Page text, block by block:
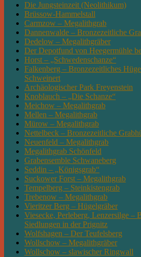
Die Jungsteinzeit (Neolithikum)
Brüssow-Hammelstall
Carmzow – Megalithgrab
Dannenwalde – Bronzezeitliche
Dedelow – Megalithgräber
Der Depotfund von Heegermühle
Horst – „Schwedenschanze“
Falkenberg – Bronzezeitliches
Schweinert
Archäologischer Park Freyenstein
Knoblauch – „Die Schanze“
Meichow – Megalithgrab
Mellen – Megalithgrab
Mürow – Megalithgrab
Nettelbeck – Bronzezeitliche
Neuenfeld – Megalithgrab
Megalithgrab Schönfeld
Grabensemble Schwaneberg
Seddin – „Königsgrab“
Suckower Forst – Megalithgrab
Tempelberg – Steinkistengrab
Trebenow – Megalithgrab
Vieritzer Berg – Hügelgräber
Viesecke, Perleberg, Lenzersilge –
Siedlungen in der Prignitz
Wolfshagen – Der Teufelsberg
Wollschow – Megalithgräber
Wollschow – slawischer Ringwall